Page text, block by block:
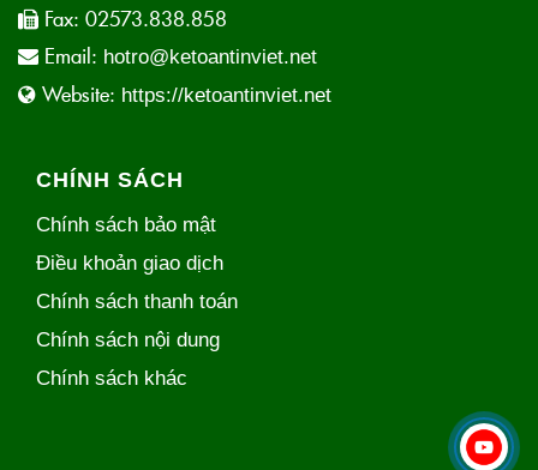
Fax: 02573.838.858
Email: hotro@ketoantinviet.net
Website: https://ketoantinviet.net
CHÍNH SÁCH
Chính sách bảo mật
Điều khoản giao dịch
Chính sách thanh toán
Chính sách nội dung
Chính sách khác